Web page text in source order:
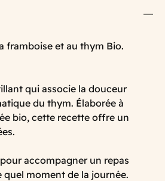
framboise et au thym Bio.
qui associe la douceur
du thym. Élaborée à
bio, cette recette offre un
accompagner un repas
moment de la journée.